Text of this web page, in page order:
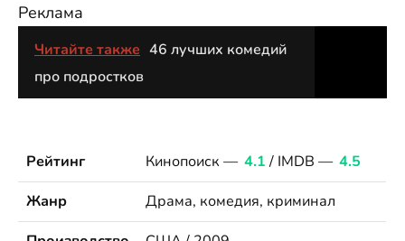
Реклама
Читайте также 46 лучших комедий
про подростков
Рейтинг Кинопоиск — 4.1 / IMDB — 4.5
Жанр
Драма, комедия, криминал